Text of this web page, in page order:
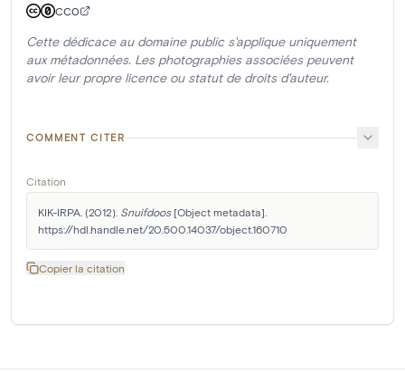
CC0
Cette dédicace au domaine public s'applique uniquement
aux métadonnées. Les photographies associées peuvent
avoir leur propre licence ou statut de droits d'auteur.
COMMENT CITER
Citation
KIK-IRPA. (2012). Snuifdoos [Object metadata].
https://hdl.handle.net/20.500.14037/object.160710
Copier la citation